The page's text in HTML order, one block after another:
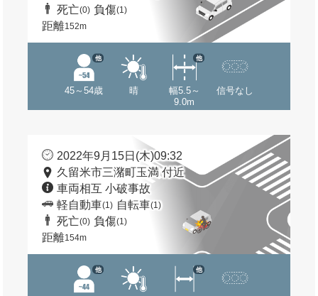
死亡(0) 負傷(1)
距離152m
45～54歳
他
晴
幅5.5～
9.0m
他
信号なし
2022年9月15日(木)09:32
久留米市三潴町玉満 付近
車両相互 小破事故
軽自動車(1) 自転車(1)
死亡(0) 負傷(1)
距離154m
他 他